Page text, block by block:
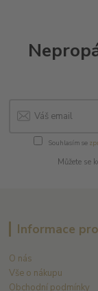
Souhlasím se
Můžete se
Informace
O nás
Vše o nákupu
Obchodní podmínky